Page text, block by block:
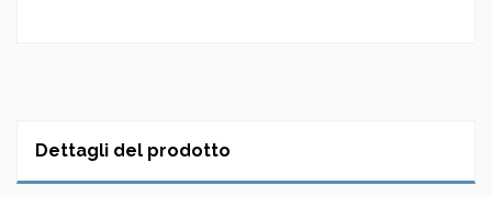
Dettagli del prodotto